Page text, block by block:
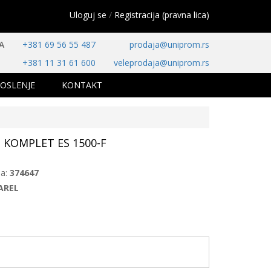
Uloguj se / Registracija (pravna lica)
+381 69 56 55 487
prodaja@uniprom.rs
+381 11 31 61 600
veleprodaja@uniprom.rs
KONTAKT
KOMPLET ES 1500-F
374647